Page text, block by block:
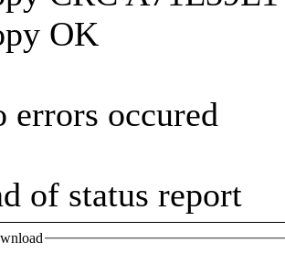
OK
errors occured
of status report